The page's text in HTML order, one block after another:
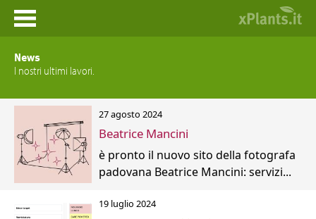
Home
Prodotti
Portfolio
Contatti
News
I nostri ultimi lavori.
27 agosto 2024
Beatrice Mancini
è pronto il nuovo sito della fotografa
padovana Beatrice Mancini: servizi...
19 luglio 2024